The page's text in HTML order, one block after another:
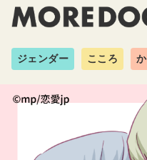
ジェンダー こころ